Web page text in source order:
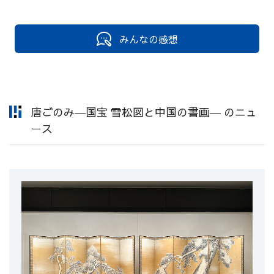
みんなの感想
唐ごのみ―国宝 雪松図と中国の書画― のニュ
ース